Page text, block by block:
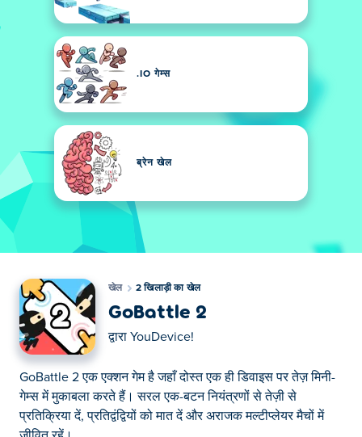
.IO गेम्स
ब्रेन खेल
खेल 2 खिलाड़ी का खेल
GoBattle 2
द्वारा YouDevice!
GoBattle 2 एक एक्शन गेम है जहाँ दोस्त एक ही डिवाइस पर तेज़ मिनी-
गेम्स में मुकाबला करते हैं। सरल एक-बटन नियंत्रणों से तेज़ी से
प्रतिक्रिया दें, प्रतिद्वंद्वियों को मात दें और अराजक मल्टीप्लेयर मैचों में